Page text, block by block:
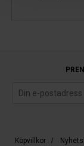
Köpvillkor /